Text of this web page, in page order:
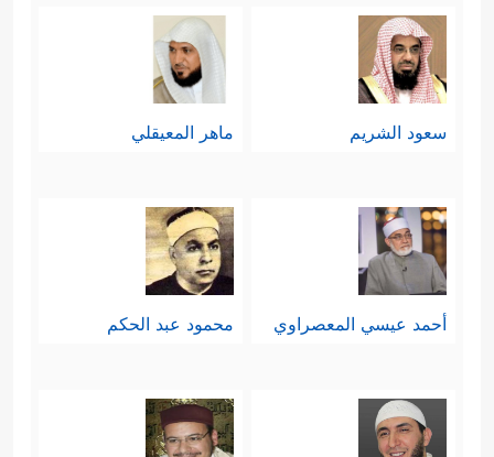
سعود الشريم ماهر المعيقلي
أحمد عيسي المعصراوي محمود عبد الحكم